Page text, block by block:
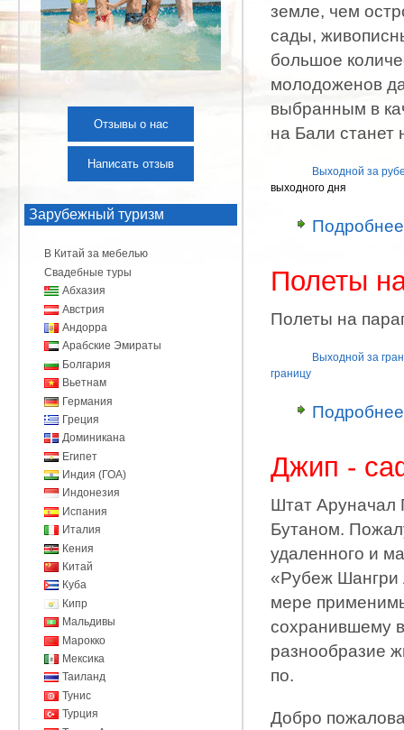
земле, чем
сады,
большое
молодоженов
выбранным в
на Бали
Выходной за
выходного дня
Подробнее
Полеты
Полеты на
Выходной за
границу
Подробнее
Джип -
Штат Аруначал
Бутаном.
удаленного и
«Рубеж Шангри
мере
сохранившему
разнообразие
по.
Добро
Отзывы о нас
Написать отзыв
Зарубежный туризм
В Китай за мебелью
Свадебные туры
Абхазия
Австрия
Андорра
Арабские Эмираты
Болгария
Вьетнам
Германия
Греция
Доминикана
Египет
Индия (ГОА)
Индонезия
Испания
Италия
Кения
Китай
Куба
Кипр
Мальдивы
Марокко
Мексика
Таиланд
Тунис
Турция